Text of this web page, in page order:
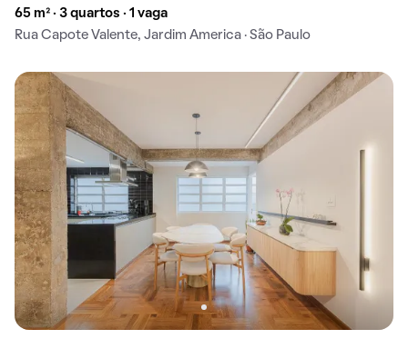
65 m² · 3 quartos · 1 vaga
Rua Capote Valente, Jardim America · São Paulo